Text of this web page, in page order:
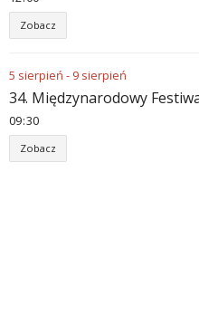
Zobacz
5 sierpień - 9 sierpień
34. Międzynarodowy
09 30
Zobacz